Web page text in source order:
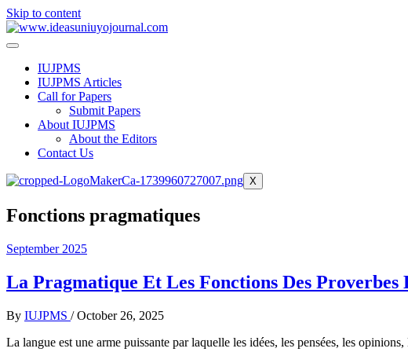
Skip to content
IUJPMS
IUJPMS Articles
Call for Papers
Submit Papers
About IUJPMS
About the Editors
Contact Us
X
Fonctions pragmatiques
September 2025
La Pragmatique Et Les Fonctions Des Proverbes
By IUJPMS /October 26, 2025
La langue est une arme puissante par laquelle les idées, les pensées, les